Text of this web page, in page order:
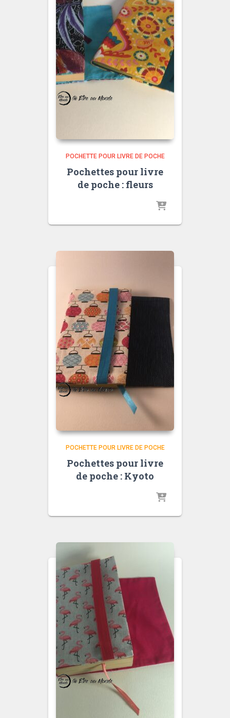
POCHETTE POUR LIVRE DE POCHE
Pochettes pour livre
de poche : fleurs
POCHETTE POUR LIVRE DE POCHE
Pochettes pour livre
de poche : Kyoto